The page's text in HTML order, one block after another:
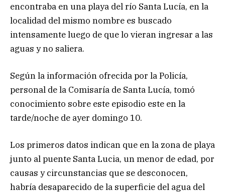
encontraba en una playa del río Santa Lucía, en la
localidad del mismo nombre es buscado
intensamente luego de que lo vieran ingresar a las
aguas y no saliera.
Según la información ofrecida por la Policía,
personal de la Comisaría de Santa Lucía, tomó
conocimiento sobre este episodio este en la
tarde/noche de ayer domingo 10.
Los primeros datos indican que en la zona de playa
junto al puente Santa Lucia, un menor de edad, por
causas y circunstancias que se desconocen,
habría desaparecido de la superficie del agua del